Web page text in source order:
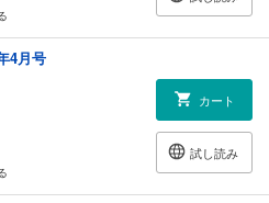
写真部門
第259回「YUANさん」 神立尚紀
たちの信念 第7回「馬と人」 中西祐
写真活動コミュニケーションガイド
ーション ①撮影前のやり取りの注意
4月号
カート
試し読み